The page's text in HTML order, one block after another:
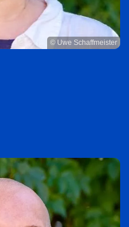
© Uwe Schaffmeister